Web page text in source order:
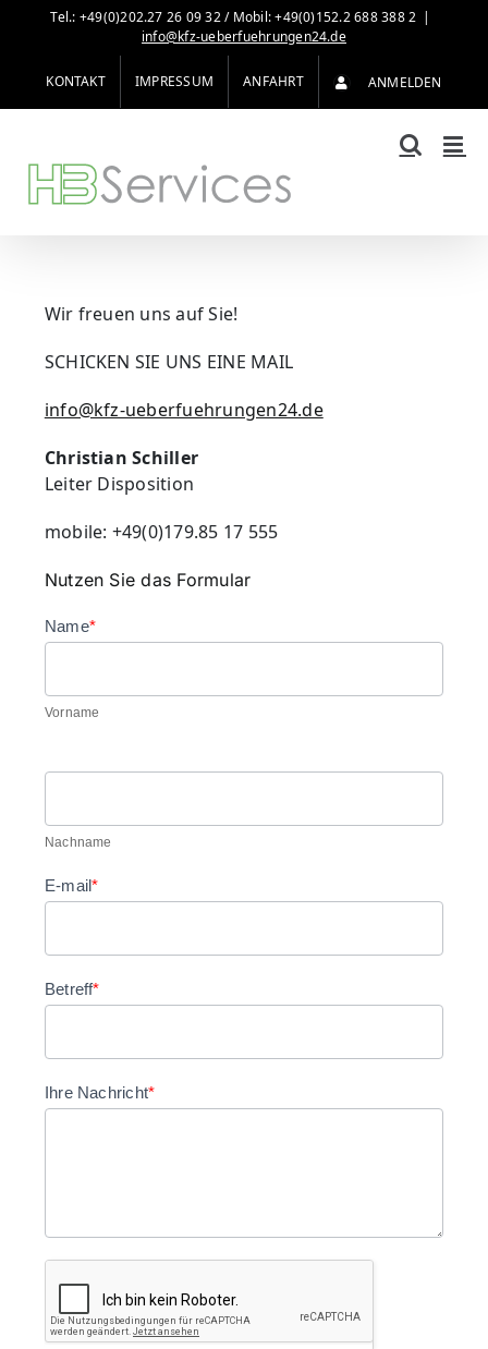
Tel.: +49(0)202.27 26 09 32 / Mobil: +49(0)152.2 688 388 2 |
info@kfz-ueberfuehrungen24.de
KONTAKT IMPRESSUM ANFAHRT ANMELDEN
Wir freuen uns auf Sie!
SCHICKEN SIE UNS EINE MAIL
info@kfz-ueberfuehrungen24.de
Christian Schiller
Leiter Disposition
mobile: +49(0)179.85 17 555
Nutzen Sie das Formular
Name*
Vorname
Nachname
E-mail*
Betreff*
Ihre Nachricht*